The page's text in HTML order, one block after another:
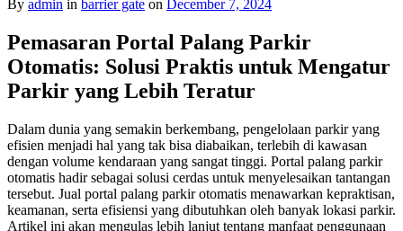
By admin in barrier gate on December 7, 2024
Pemasaran Portal Palang Parkir
Otomatis: Solusi Praktis untuk Mengatur
Parkir yang Lebih Teratur
Dalam dunia yang semakin berkembang, pengelolaan parkir yang
efisien menjadi hal yang tak bisa diabaikan, terlebih di kawasan
dengan volume kendaraan yang sangat tinggi. Portal palang parkir
otomatis hadir sebagai solusi cerdas untuk menyelesaikan tantangan
tersebut. Jual portal palang parkir otomatis menawarkan kepraktisan,
keamanan, serta efisiensi yang dibutuhkan oleh banyak lokasi parkir.
Artikel ini akan mengulas lebih lanjut tentang manfaat penggunaan